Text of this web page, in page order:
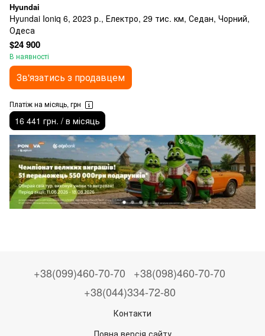
Hyundai
Hyundai Ioniq 6, 2023 р., Електро, 29 тис. км, Седан, Чорний,
Одеса
$24 900
В наявності
Зв'язатись з продавцем
Платіж на місяць, грн
16 441 грн. / в місяць
+38(099)460-70-70
+38(098)460-70-70
+38(044)334-72-80
Контакти
Повна версія сайту